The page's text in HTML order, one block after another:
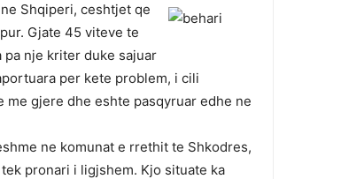
Shqiperi, ceshtjet qe
Gjate 45 viteve te
nje kriter duke sajuar
per kete problem, i cili
gjere dhe eshte pasqyruar edhe ne
ne komunat e rrethit te Shkodres,
pronari i ligjshem. Kjo situate ka